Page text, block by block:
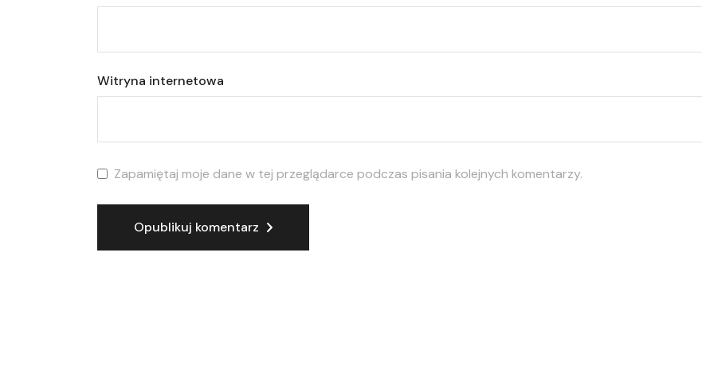
Witryna internetowa
Zapamiętaj moje dane w tej przeglądarce podczas pisania kolejnych komentarzy.
Opublikuj komentarz